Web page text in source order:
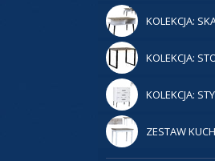
KOLEKCJA:
KOLEKCJA:
KOLEKCJA:
ZESTAW